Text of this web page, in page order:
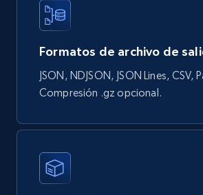
Wayfair products
URL, Product id, Title, Rating,
Initial price, Discount, Final price,
eCommerce
822+
Formatos de archivo de
JSON, NDJSON, JSON Lines, CSV,
Compresión .gz opcional.